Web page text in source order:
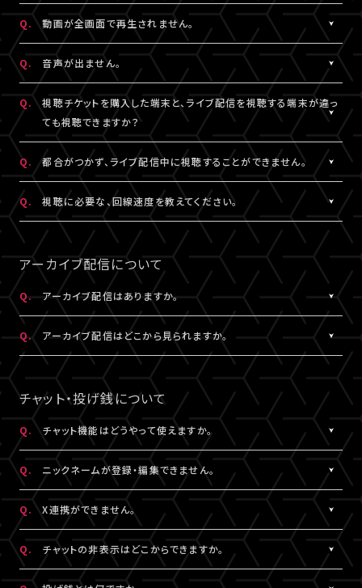
4.スペースが入っていませんか？
入力の際、前後にスペースが入っていないかご確認ください。不要
なスペースを入れると認証されませんので、ご注意ください。
5.キーボードのNum Lock（ナムロック）が押されていませんか？
ノートパソコンをご利用の方は、Num Lockキーが外れた状態で行
ってください。
い可能性がございます。推奨環境はこちらよりご確認ください。
スマートフォン、タブレットをご利用の場合、LINEやメール等のアプ
リ内ブラウジングではなく、指定のブラウザ（iPhone・iPadの場合
は「Safari」、Androidの場合は「Chrome」）で当サービスをご利
用ください。
3.全て半角英数で入力できていますか？
必ず半角数字でご入力ください。全角入力ではログインできませ
ん。
4.スペースが入っていませんか？
入力の際、前後にスペースが入っていないかご確認ください。不要
なスペースを入れると認証されませんので、ご注意ください。
5.キーボードのNum Lock（ナムロック）が押されていませんか？
ノートパソコンをご利用の方は、Num Lockキーが外れた状態で行
ってください。
ただし各配信で別途案内があった場合はこれに限りません。
録画・撮影・録音を許可する案内のない配信でSNSや動画サイトな
どへの無断転載・共有を行った場合、法的責任に問われる場合が
ございます。
A.
リロード（再読み込み）をお試しいただき、視聴ページを更新してく
ださい。
※リロード（再読み込み）方法はご利用端末により異なります。
Q. 動画が全画面で再生されません。
A.
視聴画面の右下にある四角いボタンを押すと、全画面での表示に
切り替わります。 全画面での視聴中に同じボタンを押すと、元の画
面サイズに戻ります。
Q. 音声が出ません。
A.
視聴ページの動画配信プレイヤーがミュート（消音）になっていな
いかをご確認ください。
また、ご利用の端末がマナーモードになっていないか、音量設定が
小さくなっていないかをご確認ください。
Q.
視聴チケットを購入した端末と、ライブ配信を視聴する端末が違っ
ても視聴できますか？
A.
視聴チケットをご購入いただいた際と同じA!-ID（メールアドレス）・
パスワードでログインいただければ、端末が違ってもご視聴いただ
けます。
ライブ配信を視聴する端末が推奨環境であることをご確認のうえ、
事前にサンプル動画の映像と音声が正常に再生できることをご確
認ください。
Q. 都合がつかず、ライブ配信中に視聴することができません。
A.
アーカイブ配信がある場合は、視聴チケットをお持ちの方に限りご
視聴いただけます。
公演によってはアーカイブ配信のみの視聴でも視聴チケットのご
購入が可能です。券種や決済方法により販売期間や販売価格など
が異なります。
Q. 視聴に必要な、回線速度を教えてください。
LIVESHIPの配信をより良い画質でご覧いただくには、インターネ
ットの安定した接続速度 (以下の表を参照) を確保していただくこ
とをお勧めします。
QUALITY
（解像度）
必要速度 推奨速度
1080P 15Mbps以上 20Mbps以上
720P 6Mbps以上 9Mbps以上
480P 2Mbps以上 3Mbps以上
360P 0.8Mbps以上 1.2Mbps以上
解像度が選択できる推奨ブラウザは下記のとおりです。
Windows：Chrome、Firefox、Edge
Mac：Chrome、Firefox
アーカイブ配信について
Q. アーカイブ配信はありますか。
A.
公演により異なります。
アーカイブ配信がある場合は、視聴チケットをお持ちの方に限りご
視聴いただけます。
公演によってはアーカイブ配信のみの視聴でも視聴チケットのご
購入が可能です。券種や決済方法により販売期間や販売価格など
が異なります。
Q. アーカイブ配信はどこから見られますか。
A.
アーカイブ配信がある場合は、ライブ配信と同じ配信視聴ページ
でご視聴いただけます。
配信視聴ページは、各公演のチケット販売ページ、「マイページ
内「チケット購入情報」よりアクセスいただけます。
※「決済完了のお知らせ」メールでもご案内しております。
チャット・投げ銭について
Q. チャット機能はどうやって使えますか。
A.
ライブ配信中にご利用いただけるサービスです。
ただし、公演によってはチャット機能をご利用いただけない場合が
あります。
詳細はチケット販売ページでご確認ください。
Q. ニックネームが登録・編集できません。
A.
チャットをするには、ニックネームの設定が必要です。
ニックネームは「マイページ
」内「投稿設定」にて登録・変更が可能
です。
絵文字・機種依存文字等が含まれている場合は登録できませんの
でご注意ください。
Q. X連携ができません。
A. X連携は「マイページ」内「投稿設定」にて設定が可能です。
詳しくは こちらをご確認ください。
※X連携は配信視聴ページからも設定いただけます。
Q. チャットの非表示はどこからできますか。
A. チャット欄下部の「チャットを非表示」（スマートフォンではチャット